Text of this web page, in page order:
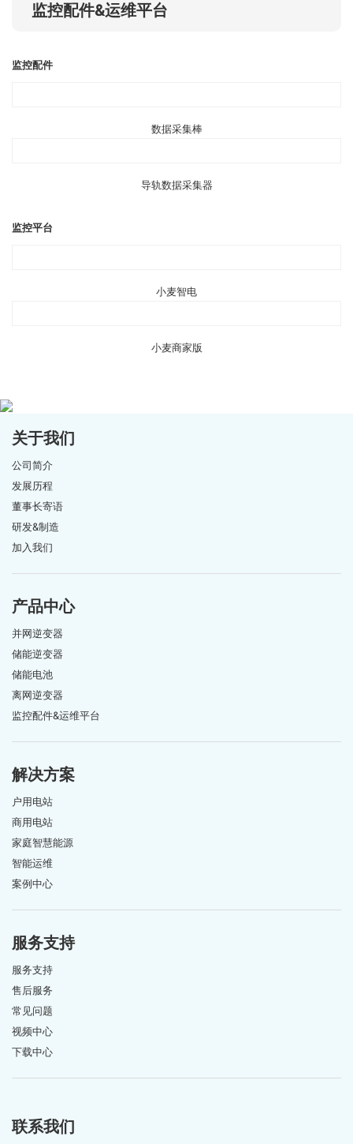
监控配件&运维平台
监控配件
数据采集棒
导轨数据采集器
监控平台
小麦智电
小麦商家版
关于我们
公司简介
发展历程
董事长寄语
研发&制造
加入我们
产品中心
并网逆变器
储能逆变器
储能电池
离网逆变器
监控配件&运维平台
解决方案
户用电站
商用电站
家庭智慧能源
智能运维
案例中心
服务支持
服务支持
售后服务
常见问题
视频中心
下载中心
联系我们